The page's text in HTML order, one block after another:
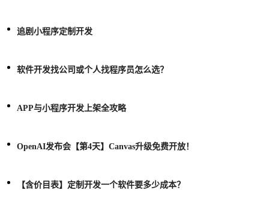
追剧小程序定制开发
软件开发找公司或个人找程序员怎么选？
APP与小程序开发上架全攻略
OpenAI发布会【第4天】Canvas升级免费开放！
【含价目表】定制开发一个软件要多少成本？